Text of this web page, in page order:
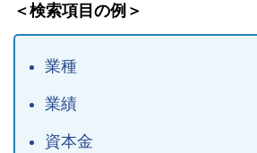
＜検索項目の例＞
業種
業績
資本金